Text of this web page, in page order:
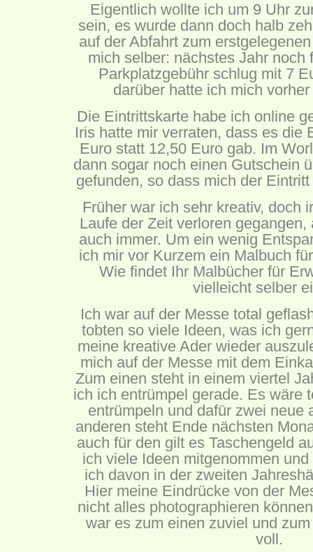
Eigentlich wollte ich um 9 Uhr
sein, es wurde dann doch halb
auf der Abfahrt zum
mich selber: nächstes Jahr noch
Parkplatzgebühr schlug mit 7
darüber hatte ich mich
Die Eintrittskarte habe ich online
Iris hatte mir verraten, dass es die
Euro statt 12,50 Euro gab. Im
dann sogar noch einen Gutschein
gefunden, so dass mich der
Früher war ich sehr kreativ, doch
Laufe der Zeit verloren
auch immer. Um ein wenig
ich mir vor Kurzem ein Malbuch
Wie findet Ihr Malbücher für
vielleicht selber
Ich war auf der Messe total
tobten so viele Ideen, was ich
meine kreative Ader wieder
mich auf der Messe mit dem
Zum einen steht in einem viertel
ich ich entrümpel gerade. Es wäre
entrümpeln und dafür zwei neue
anderen steht Ende nächsten
auch für den gilt es Taschengeld
ich viele Ideen mitgenommen
ich davon in der zweiten
Hier meine Eindrücke von der
nicht alles photographieren
war es zum einen zuviel und
voll.